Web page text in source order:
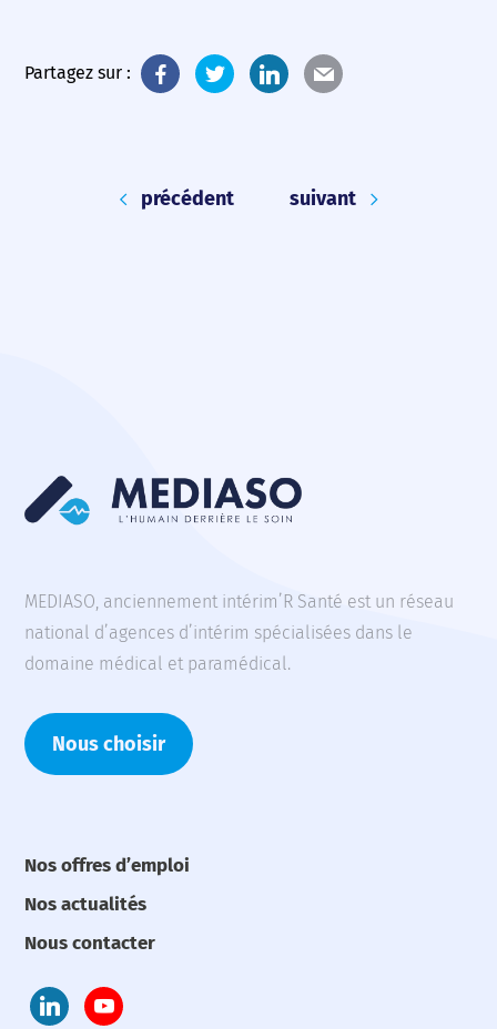
Partagez sur :
précédent suivant
MEDIASO, anciennement intérim’R Santé est un réseau
national d’agences d’intérim spécialisées dans le
domaine médical et paramédical.
Nous choisir
Nos offres d’emploi
Nos actualités
Nous contacter